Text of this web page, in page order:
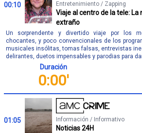
00:10 Entretenimiento / Zapping
Viaje al centro de la tele: La
extraño
Un sorprendente y divertido viaje por los
chocantes, y poco convencionales de los
musicales insólitas, tomas falsas, entrevistas
delirantes, duetos impensables y parodias para
Duración
0:00'
01:05 Información / Informativo
Noticias 24H